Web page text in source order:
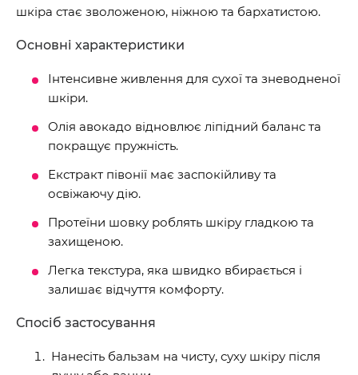
шкіра стає зволоженою, ніжною та бархатистою.
Основні характеристики
Інтенсивне живлення для сухої та зневодненої
шкіри.
Олія авокадо відновлює ліпідний баланс та
покращує пружність.
Екстракт півонії має заспокійливу та
освіжаючу дію.
Протеїни шовку роблять шкіру гладкою та
захищеною.
Легка текстура, яка швидко вбирається і
залишає відчуття комфорту.
Спосіб застосування
Нанесіть бальзам на чисту, суху шкіру після